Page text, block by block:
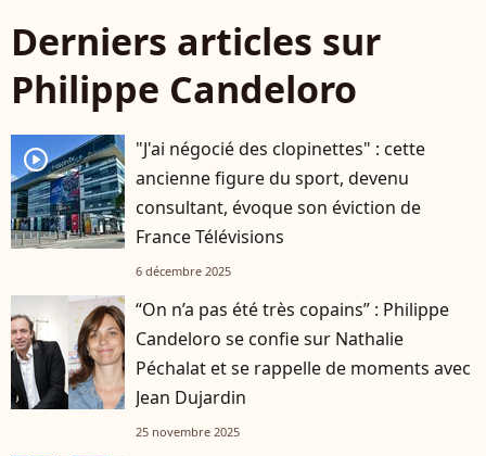
Derniers articles sur
Philippe Candeloro
player2
"J'ai négocié des clopinettes" : cette
ancienne figure du sport, devenu
consultant, évoque son éviction de
France Télévisions
6 décembre 2025
“On n’a pas été très copains” : Philippe
Candeloro se confie sur Nathalie
Péchalat et se rappelle de moments avec
Jean Dujardin
25 novembre 2025